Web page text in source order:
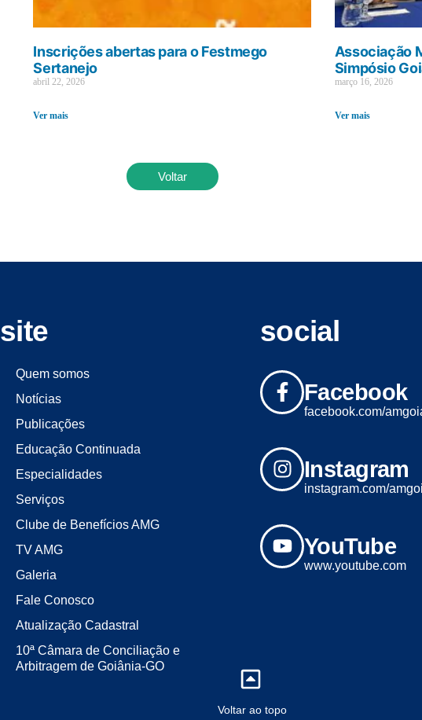
Inscrições abertas para o Festmego
Sertanejo
abril 22, 2026
Ver mais
Associação
Simpósio
março 16, 2026
Ver mais
Voltar
site
Quem somos
Notícias
Publicações
Educação Continuada
Especialidades
Serviços
Clube de Benefícios AMG
TV AMG
Galeria
Fale Conosco
Atualização Cadastral
10ª Câmara de Conciliação e
Arbitragem de Goiânia-GO
social
Facebook
facebook.com/
Instagram
instagram.com/
YouTube
www.youtube.com
Voltar ao topo